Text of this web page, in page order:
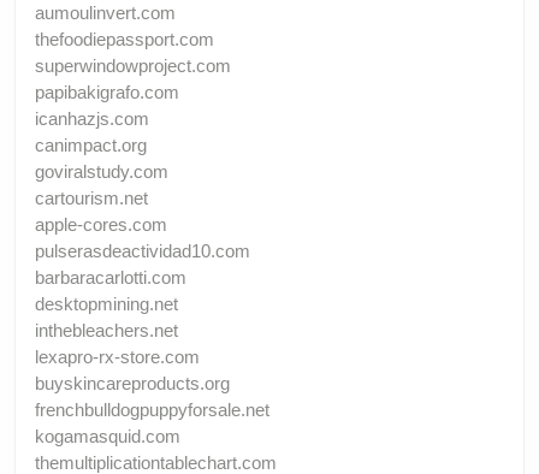
aumoulinvert.com
thefoodiepassport.com
superwindowproject.com
papibakigrafo.com
icanhazjs.com
canimpact.org
goviralstudy.com
cartourism.net
apple-cores.com
pulserasdeactividad10.com
barbaracarlotti.com
desktopmining.net
inthebleachers.net
lexapro-rx-store.com
buyskincareproducts.org
frenchbulldogpuppyforsale.net
kogamasquid.com
themultiplicationtablechart.com